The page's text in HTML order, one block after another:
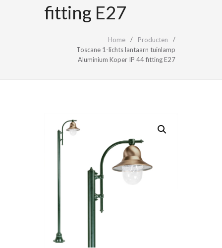
fitting E27
Home
Producten
Toscane 1-lichts lantaarn tuinlamp
Aluminium Koper IP 44 fitting E27